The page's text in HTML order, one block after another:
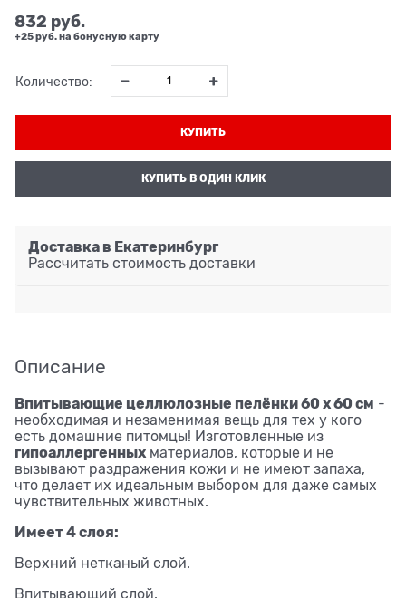
832 руб.
+25 руб. на бонусную карту
Количество:
КУПИТЬ
КУПИТЬ В ОДИН КЛИК
Доставка в Екатеринбург
Рассчитать стоимость доставки
Описание
Впитывающие целлюлозные пелёнки 60 х 60 см -
необходимая и незаменимая вещь для тех у кого
есть домашние питомцы! Изготовленные из
гипоаллергенныхматериалов, которые и не
вызывают раздражения кожи и не имеют запаха,
что делает их идеальным выбором для даже самых
чувствительных животных.
Имеет 4 слоя:
Верхний нетканый слой.